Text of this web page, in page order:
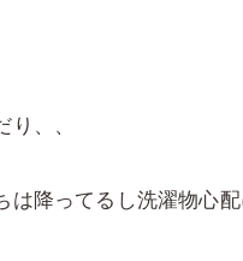
、、
は降ってるし洗濯物心